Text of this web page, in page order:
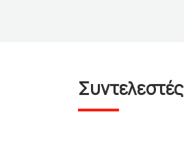
Συντελεστές